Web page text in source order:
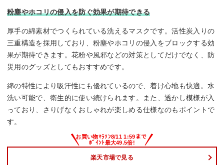
粉塵やホコリの侵入を防ぐ効果が期待できる
厚手の綿素材でつくられている洗えるマスクです。活性炭入りの
三重構造を採用しており、粉塵やホコリの侵入をブロックする効
果が期待できます。花粉や風邪などの対策としてだけでなく、防
災用のグッズとしてもおすすめです。
綿の特性により吸汗性にも優れているので、着け心地も快適。水
洗い可能で、衛生的に使い続けられます。また、透かし模様が入
っており、さりげなくおしゃれが楽しめる仕様なのもポイントで
す。
楽天市場で見る